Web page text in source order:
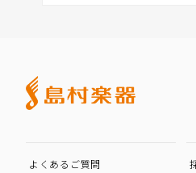
よくあるご質問